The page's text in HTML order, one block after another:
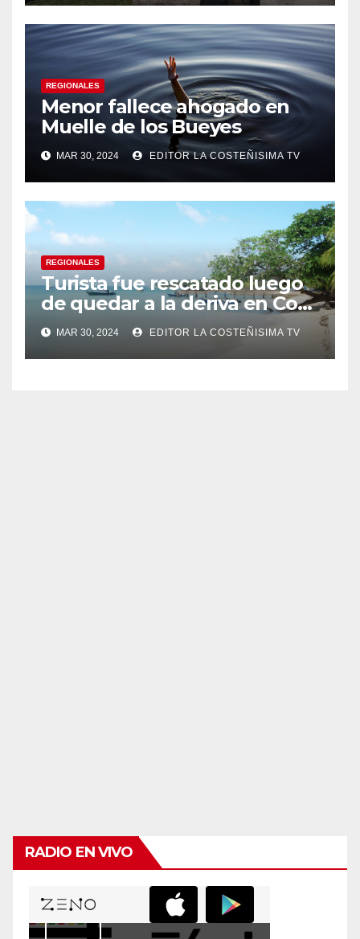
REGIONALES
Menor fallece ahogado en
Muelle de los Bueyes
MAR 30, 2024 EDITOR LA COSTEÑISIMA TV
REGIONALES
Turista fue rescatado luego
de quedar a la deriva en Corn
Island
MAR 30, 2024 EDITOR LA COSTEÑISIMA TV
RADIO EN VIVO